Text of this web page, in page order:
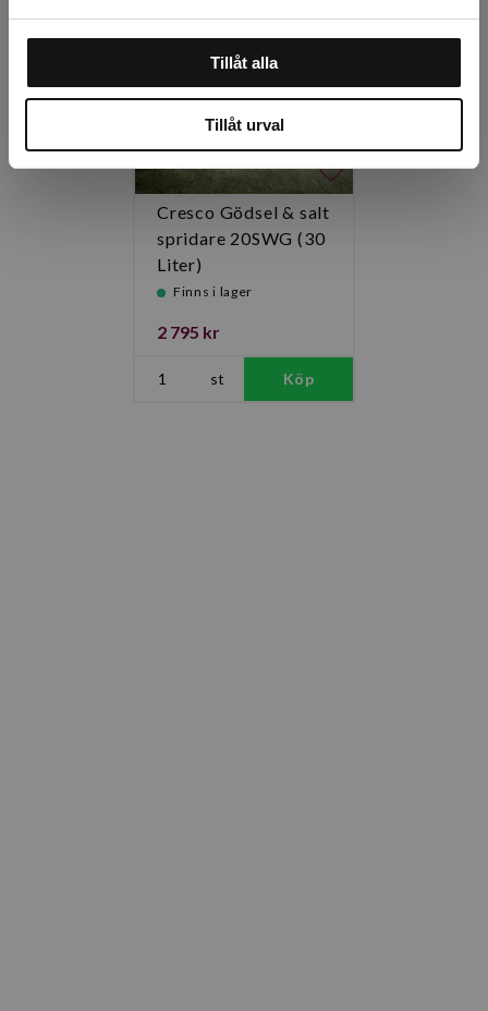
Tillåt alla
Tillåt urval
Cresco Gödsel & salt
spridare 20SWG (30
Liter)
Finns i lager
2 795 kr
st Köp